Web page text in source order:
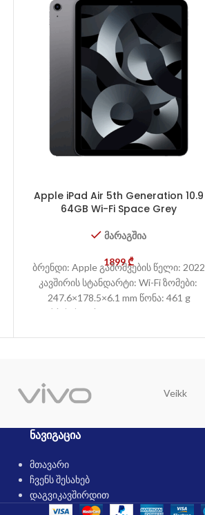
Apple iPad Air 5th Generation 10.9
64GB Wi-Fi Space Grey
მარაგშია
1899₾
ბრენდი: Apple გამოშვების წელი: 2022
კავშირის სტანდარტი: Wi-Fi ზომები:
247.6×178.5×6.1 mm წონა: 461 g
კორპუსის ტიპი: Glass front, aluminum
Veikk
ᲜᲐᲕᲘᲒᲐᲪᲘᲐ
მთავარი
ჩვენს შესახებ
დაგვიკავშირდით